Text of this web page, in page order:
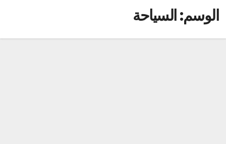
الوسم: السياحة